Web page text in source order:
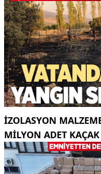
İZOLASYON
MILYON ADET